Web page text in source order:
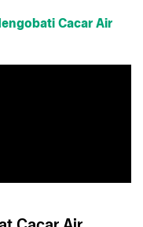
Cacar Air